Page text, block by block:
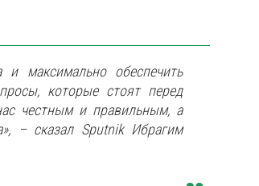
максимально обеспечить
которые стоят перед
честным и правильным, а
– сказал Sputnik Ибрагим